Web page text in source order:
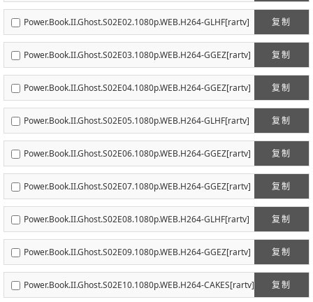
复制
Power.Book.II.Ghost.S02E02.1080p.WEB.H264-GLHF[rartv]
复制
Power.Book.II.Ghost.S02E03.1080p.WEB.H264-GGEZ[rartv]
复制
Power.Book.II.Ghost.S02E04.1080p.WEB.H264-GGEZ[rartv]
复制
Power.Book.II.Ghost.S02E05.1080p.WEB.H264-GLHF[rartv]
复制
Power.Book.II.Ghost.S02E06.1080p.WEB.H264-GGEZ[rartv]
复制
Power.Book.II.Ghost.S02E07.1080p.WEB.H264-GGEZ[rartv]
复制
Power.Book.II.Ghost.S02E08.1080p.WEB.H264-GLHF[rartv]
复制
Power.Book.II.Ghost.S02E09.1080p.WEB.H264-GGEZ[rartv]
复制
Power.Book.II.Ghost.S02E10.1080p.WEB.H264-CAKES[rartv]